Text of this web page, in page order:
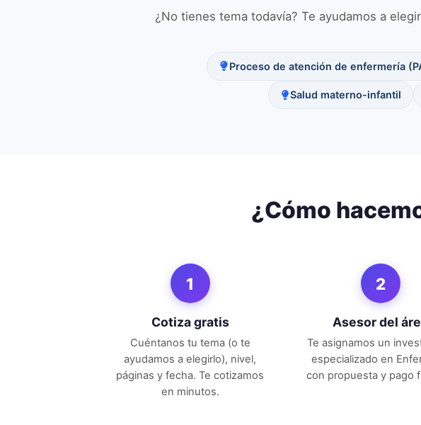
¿No tienes tema todavía? Te ayudamos a
Proceso de atención de enfermería
Salud materno-infantil
¿Cómo
1
Cotiza gratis
Cuéntanos tu tema (o te
ayudamos a elegirlo), nivel,
páginas y fecha. Te cotizamos
en minutos.
2
Asesor del
Te asignamos un
especializado en
con propuesta y pago